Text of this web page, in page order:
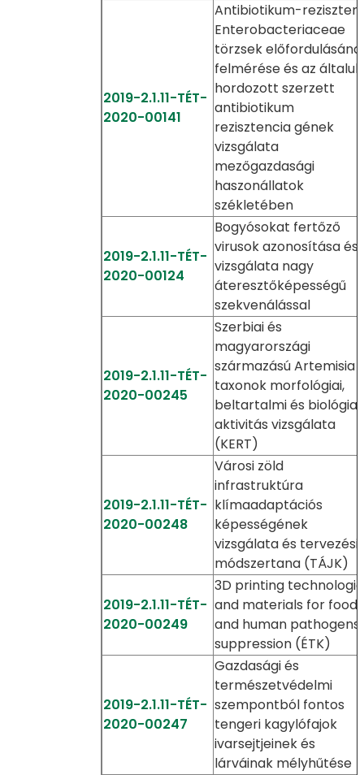
2019-2.1.11-TÉT-
2020-00141
Antibiotikum-
Enterobacteriaceae
törzsek
felmérése és az általuk
hordozott szerzett
antibiotikum
rezisztencia gének
vizsgálata
mezőgazdasági
haszonállatok
székletében
2019-2.1.11-TÉT-
2020-00124
Bogyósokat fertőző
virusok azonosítása és
vizsgálata nagy
áteresztőképességű
szekvenálással
2019-2.1.11-TÉT-
2020-00245
Szerbiai és
magyarországi
származású Artemisia
taxonok morfológiai,
beltartalmi és biológiai
aktivitás vizsgálata
(KERT)
2019-2.1.11-TÉT-
2020-00248
Városi zöld
infrastruktúra
klímaadaptációs
képességének
vizsgálata és tervezési
módszertana (TÁJK)
2019-2.1.11-TÉT-
2020-00249
3D printing
and materials for food
and human pathogens
suppression (ÉTK)
2019-2.1.11-TÉT-
2020-00247
Gazdasági és
természetvédelmi
szempontból fontos
tengeri kagylófajok
ivarsejtjeinek és
lárváinak mélyhűtése